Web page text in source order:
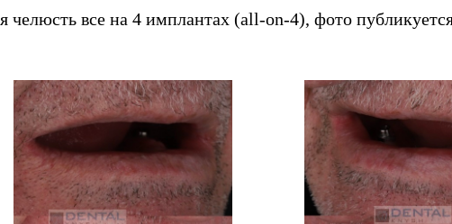
челюсть все на 4 имплантах (all-on-4), фото